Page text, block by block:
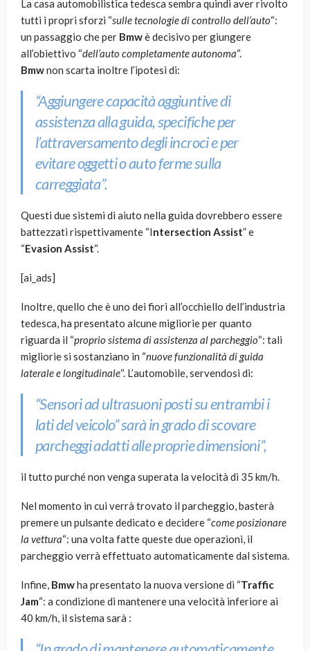
La casa automobilistica tedesca sembra quindi aver rivolto
tutti i propri sforzi “sulle tecnologie di controllo dell’auto“:
un passaggio che per Bmwè decisivo per giungere
all’obiettivo “dell’auto completamente autonoma“.
Bmwnon scarta inoltre l’ipotesi di:
“Aggiungere capacità aggiuntive di
assistenza alla guida, specifiche per
l’attraversamento degli incroci e per
evitare oggetti o auto ferme sulla
carreggiata”.
Questi due sistemi di aiuto nella guida dovrebbero essere
battezzati rispettivamente “Intersection Assist” e
“Evasion Assist“.
[ai_ads]
Inoltre, quello che è uno dei fiori all’occhiello dell’industria
tedesca, ha presentato alcune migliorie per quanto
riguarda il “proprio sistema di assistenza al parcheggio“: tali
migliorie si sostanziano in “nuove funzionalità di guida
laterale e longitudinale“. L’automobile, servendosi di:
“Sensori ad ultrasuoni posti su entrambi i
lati del veicolo” sarà in grado di scovare
parcheggi adatti alle proprie dimensioni”,
il tutto purché non venga superata la velocità di 35 km/h.
Nel momento in cui verrà trovato il parcheggio, basterà
premere un pulsante dedicato e decidere “come posizionare
la vettura“: una volta fatte queste due operazioni, il
parcheggio verrà effettuato automaticamente dal sistema.
Infine, Bmwha presentato la nuova versione di “Traffic
Jam“: a condizione di mantenere una velocità inferiore ai
40 km/h, il sistema sarà :